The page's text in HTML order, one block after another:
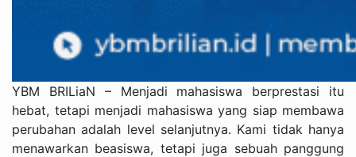
YBM BRILiaN – Menjadi mahasiswa berprestasi itu
hebat, tetapi menjadi mahasiswa yang siap membawa
perubahan adalah level selanjutnya. Kami tidak hanya
menawarkan beasiswa, tetapi juga sebuah panggung